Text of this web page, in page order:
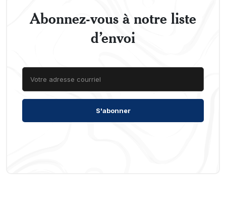
Abonnez-vous à notre liste
d’envoi